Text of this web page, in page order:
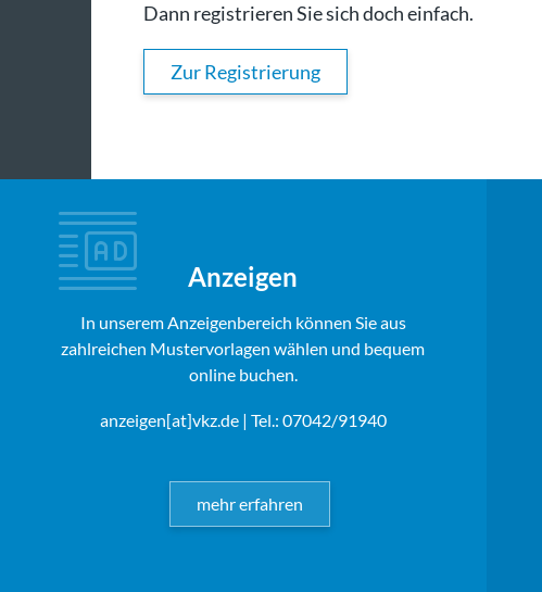
Dann registrieren Sie sich doch einfach.
Zur Registrierung
Anzeigen
In unserem Anzeigenbereich können Sie aus
zahlreichen Mustervorlagen wählen und bequem
online buchen.
anzeigen[at]vkz.de| Tel.: 07042/91940
mehr erfahren